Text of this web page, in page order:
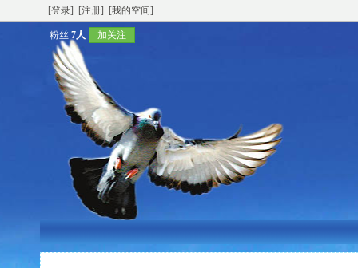
[登录] [注册] [我的空间]
粉丝 7人 加关注